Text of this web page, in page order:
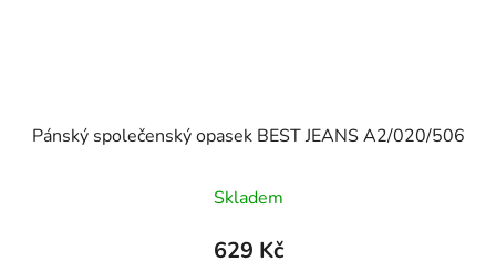
Pánský společenský opasek BEST JEANS A2/020/506
Skladem
629 Kč